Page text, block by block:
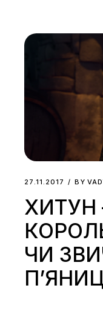
27.11.2017 BY
ХИТУН
ЧИ